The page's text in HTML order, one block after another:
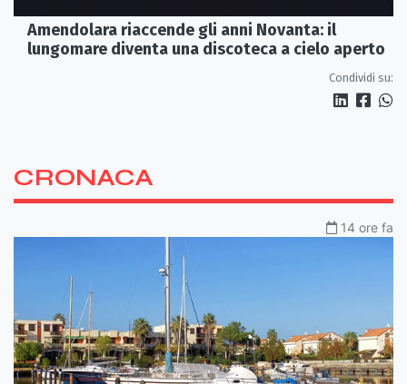
Amendolara riaccende gli anni Novanta: il
lungomare diventa una discoteca a cielo aperto
Condividi su:
CRONACA
14 ore fa